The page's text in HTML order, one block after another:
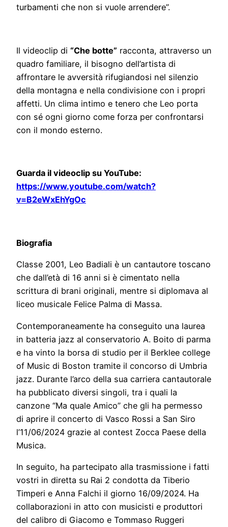
turbamenti che non si vuole arrendere”.
Il videoclip di “Che botte” racconta, attraverso un
quadro familiare, il bisogno dell’artista di
affrontare le avversità rifugiandosi nel silenzio
della montagna e nella condivisione con i propri
affetti. Un clima intimo e tenero che Leo porta
con sé ogni giorno come forza per confrontarsi
con il mondo esterno.
Guarda il videoclip su YouTube:
https://www.youtube.com/watch?
v=B2eWxEhYgOc
Biografia
Classe 2001, Leo Badiali è un cantautore toscano
che dall’età di 16 anni si è cimentato nella
scrittura di brani originali, mentre si diplomava al
liceo musicale Felice Palma di Massa.
Contemporaneamente ha conseguito una laurea
in batteria jazz al conservatorio A. Boito di parma
e ha vinto la borsa di studio per il Berklee college
of Music di Boston tramite il concorso di Umbria
jazz. Durante l’arco della sua carriera cantautorale
ha pubblicato diversi singoli, tra i quali la
canzone “Ma quale Amico” che gli ha permesso
di aprire il concerto di Vasco Rossi a San Siro
l’11/06/2024 grazie al contest Zocca Paese della
Musica.
In seguito, ha partecipato alla trasmissione i fatti
vostri in diretta su Rai 2 condotta da Tiberio
Timperi e Anna Falchi il giorno 16/09/2024. Ha
collaborazioni in atto con musicisti e produttori
del calibro di Giacomo e Tommaso Ruggeri